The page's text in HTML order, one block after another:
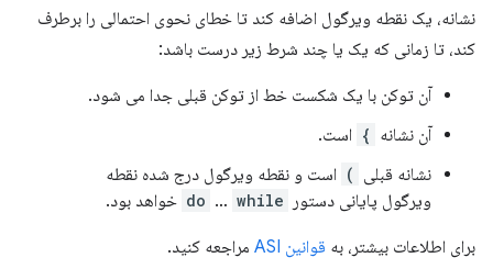
نشانه، یک نقطه ویرگول اضافه کند تا خطای نحوی احتمالی را برطرف
کند، تا زمانی که یک یا چند شرط زیر درست باشد:
آن توکن با یک شکست خط از توکن قبلی جدا می شود.
آن نشانه } است.
نشانه قبلی ) است و نقطه ویرگول درج شده نقطه
ویرگول پایانی دستور
do … while خواهد بود.
برای اطلاعات بیشتر، به قوانین ASI مراجعه کنید.